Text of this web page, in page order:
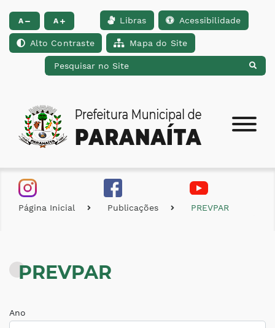
Ir para o conteúdo [alt+1] Ir para o menu [alt+2] Ir para a busca
A A Libras Acessibilidade
Alto Contraste Mapa do Site
Página Inicial Publicações PREVPAR
PREVPAR
Ano